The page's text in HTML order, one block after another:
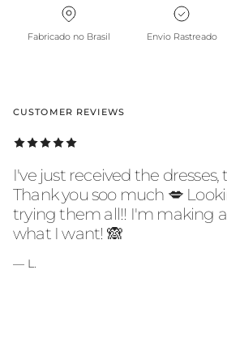
Fabricado no Brasil Envio Rastreado
CUSTOMER REVIEWS
I've just received the
Thank you soo much 💋
trying them all!! I'm making
what I want! 🙈
— L.